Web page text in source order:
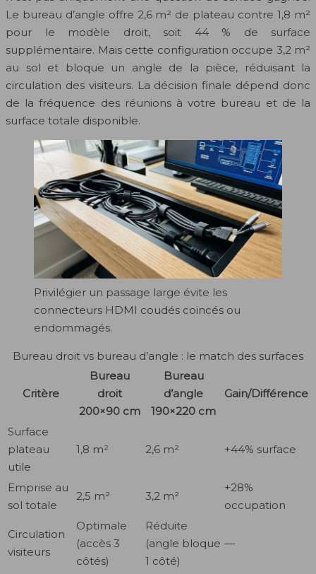
Le bureau d’angle offre 2,6 m² de plateau contre 1,8 m²
pour le modèle droit, soit 44 % de surface
supplémentaire. Mais cette configuration occupe 3,2 m²
au sol et bloque un angle de la pièce, réduisant la
circulation des visiteurs. La décision finale dépend donc
de la fréquence des réunions à votre bureau et de la
surface totale disponible.
Privilégier un passage large évite les
connecteurs HDMI coudés coincés ou
endommagés.
Bureau droit vs bureau d’angle : le match des surfaces
Critère
Bureau
droit
200×90 cm
Bureau
d’angle
190×220 cm
Gain/Différence
Surface
plateau
utile
1,8 m² 2,6 m² +44% surface
Emprise au
sol totale
2,5 m² 3,2 m²
+28%
occupation
Circulation
visiteurs
Optimale
(accès 3
côtés)
Réduite
(angle bloque
1 côté)
—